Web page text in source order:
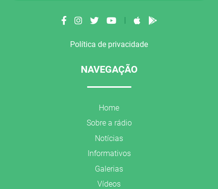
|
Política de privacidade
NAVEGAÇÃO
Home
Sobre a rádio
Notícias
Informativos
Galerias
Vídeos